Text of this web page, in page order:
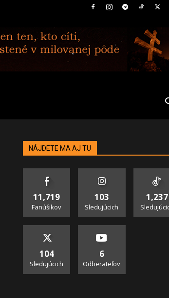
NÁJDETE MA AJ TU
11,719
Fanúšikov
103
Sledujúcich
1,237
104
Sledujúcich
6
Odberateľov